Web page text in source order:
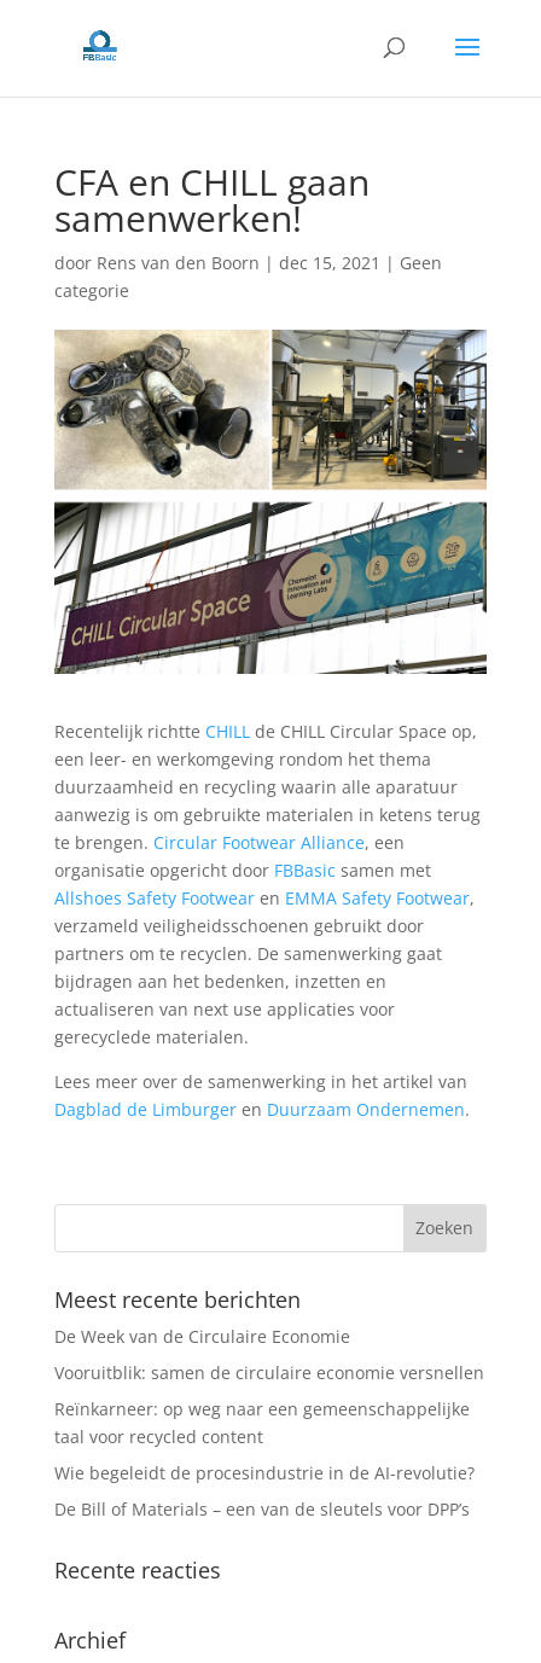
CFA en CHILL gaan
samenwerken!
door Rens van den Boorn | dec 15, 2021 | Geen
categorie
Recentelijk richtte CHILL de CHILL Circular Space op,
een leer- en werkomgeving rondom het thema
duurzaamheid en recycling waarin alle aparatuur
aanwezig is om gebruikte materialen in ketens terug
te brengen. Circular Footwear Alliance, een
organisatie opgericht door FBBasic samen met
Allshoes Safety Footwearen EMMA Safety Footwear,
verzameld veiligheidsschoenen gebruikt door
partners om te recyclen. De samenwerking gaat
bijdragen aan het bedenken, inzetten en
actualiseren van next use applicaties voor
gerecyclede materialen.
Lees meer over de samenwerking in het artikel van
Dagblad de Limburgeren Duurzaam Ondernemen.
Meest recente berichten
De Week van de Circulaire Economie
Vooruitblik: samen de circulaire economie versnellen
Reïnkarneer: op weg naar een gemeenschappelijke
taal voor recycled content
Wie begeleidt de procesindustrie in de AI-revolutie?
De Bill of Materials – een van de sleutels voor DPP’s
Recente reacties
Archief